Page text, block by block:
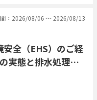
：2026/08/06 〜 2026/08/13
全（EHS）のご経
実態と排水処理の